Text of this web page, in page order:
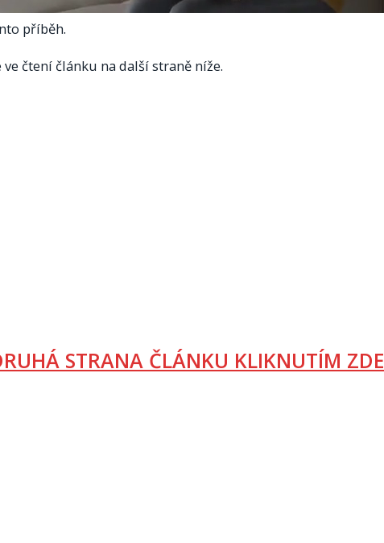
příběh.
čtení článku na další straně níže.
STRANA ČLÁNKU KLIKNUTÍM ZDE